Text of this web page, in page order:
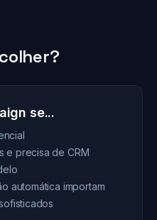
se...
e precisa de CRM
automática importam